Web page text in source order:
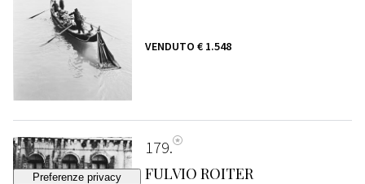
VENDUTO € 1.548
179
FULVIO ROITER